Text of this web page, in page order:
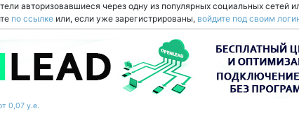
авторизовавшиеся через одну из популярных социальных сетей
по ссылке или, если уже зарегистрированы, войдите под своим
0,07 у.е.